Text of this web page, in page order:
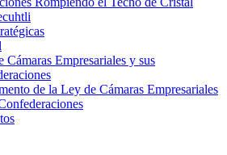
Cámaras Empresariales y sus
de la Ley de Cámaras Empresariales